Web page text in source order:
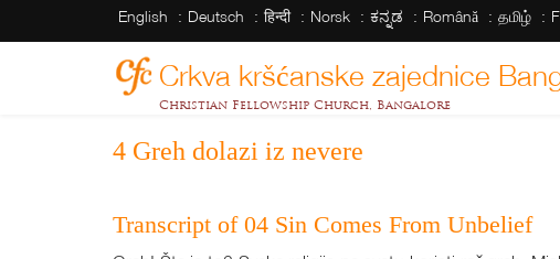
English Deutsch हिन्दी Norsk ಕನ್ನಡ Română தமிழ்
Crkva kršćanske zajednice
Christian Fellowship Church, Bangalore
4 Greh dolazi iz nevere
Transcript of 04 Sin Comes From Unbelief